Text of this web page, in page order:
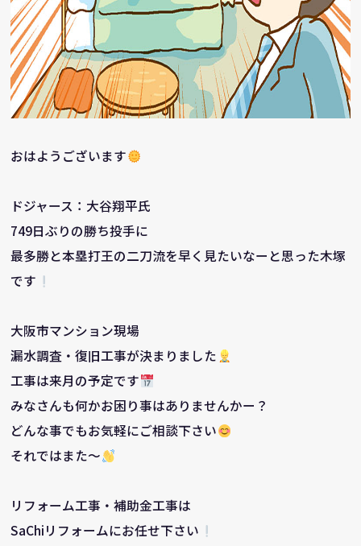
おはようございます
ドジャース：大谷翔平氏
749日ぶりの勝ち投手に
最多勝と本塁打王の二刀流を早く見たいなーと思った木塚
です
大阪市マンション現場
漏水調査・復旧工事が決まりました
工事は来月の予定です
みなさんも何かお困り事はありませんかー？
どんな事でもお気軽にご相談下さい
それではまた～
リフォーム工事・補助金工事は
SaChiリフォームにお任せ下さい